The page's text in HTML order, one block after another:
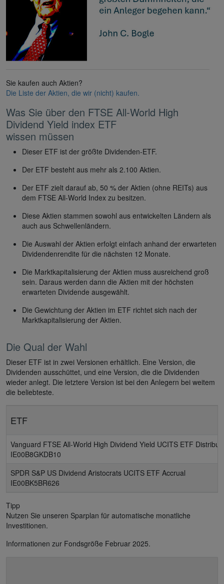
Sie kaufen auch Aktien?
Die Liste der Aktien, die wir (nicht) kaufen.
Was Sie über den FTSE All-World High
Dividend Yield index ETF
wissen müssen
Dieser ETF ist der größte Dividenden-ETF.
Der ETF besteht aus mehr als 2.100 Aktien.
Der ETF zielt darauf ab, 50 % der Aktien (ohne REITs) aus
dem FTSE All-World Index zu besitzen.
Diese Aktien stammen sowohl aus entwickelten Ländern als
auch aus Schwellenländern.
Die Auswahl der Aktien erfolgt einfach anhand der erwarteten
Dividendenrendite für die nächsten 12 Monate.
Die Marktkapitalisierung der Aktien muss ausreichend groß
sein. Daraus werden dann die Aktien mit der höchsten
erwarteten Dividende ausgewählt.
Die Gewichtung der Aktien im ETF richtet sich nach der
Marktkapitalisierung der Aktien.
Die Qual der Wahl
Dieser ETF ist in zwei Versionen erhältlich. Eine Version, die
Dividenden ausschüttet, und eine Version, die die Dividenden
wieder anlegt. Die letztere Version ist bei den Anlegern bei weitem
die beliebteste.
ETF
Vanguard FTSE All-World High Dividend Yield UCITS ETF
IE00B8GKDB10
SPDR S&P US Dividend Aristocrats UCITS ETF Accrual
IE00BK5BR626
Tipp
Nutzen Sie unseren Sparplan für automatische monatliche
Investitionen.
Informationen zur Fondsgröße Februar 2025.